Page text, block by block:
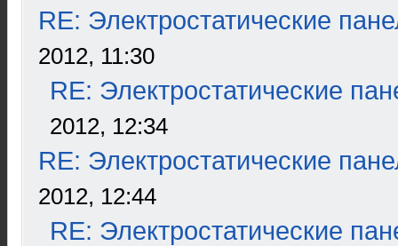
RE: Электростатические
2012, 11:30
RE: Электростатические
2012, 12:34
RE: Электростатические
2012, 12:44
RE: Электростатические